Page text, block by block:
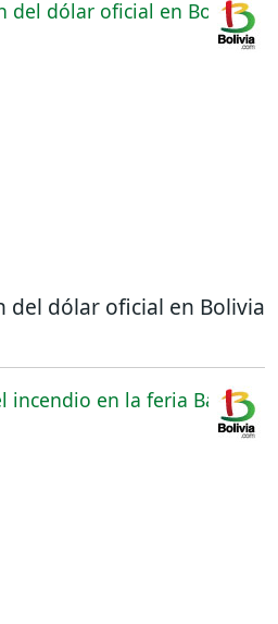
del dólar oficial en Bolivia